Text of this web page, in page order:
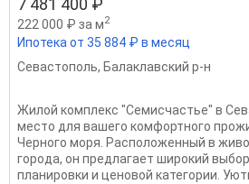
7 481 400 ₽
222 000 ₽ за м2
Ипотека от 35 884 ₽ в месяц
Севастополь, Балаклавский р-н
Жилой комплекс "Семисчастье" в
место для вашего комфортного
Черного моря. Расположенный в
города, он предлагает широкий
планировки и ценовой категории.